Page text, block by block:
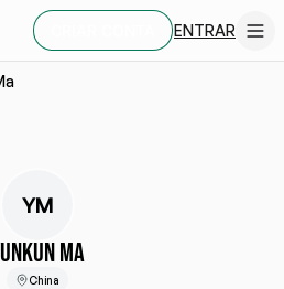
ENTRAR
YM
MA
China